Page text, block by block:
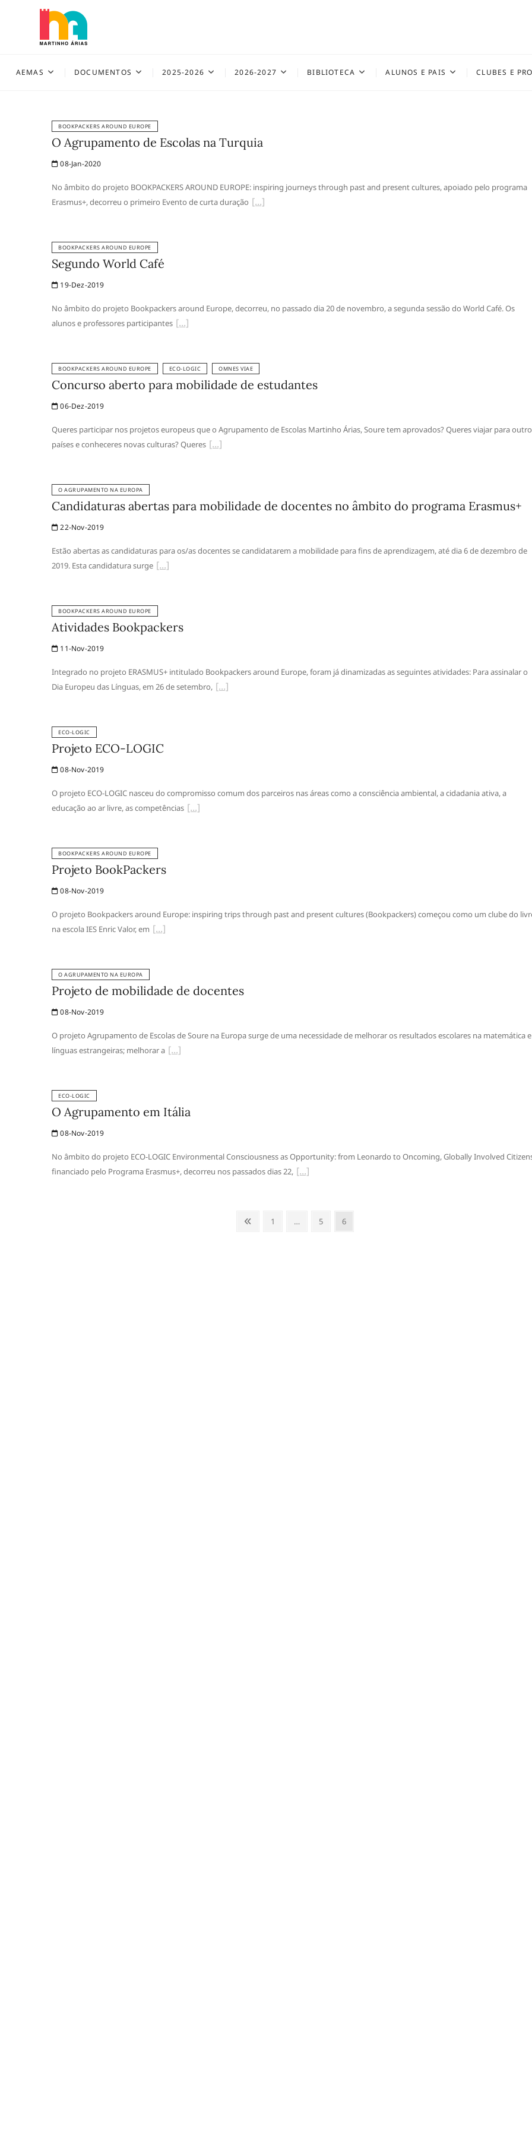
AEMAS DOCUMENTOS 2025-2026 2026-2027 BIBLIOTECA ALUNOS E PAIS CLUBES E
BOOKPACKERS AROUND EUROPE
O Agrupamento de Escolas na Turquia
08-Jan-2020
No âmbito do projeto BOOKPACKERS AROUND EUROPE: inspiring journeys through past and present cultures, apoiado pelo programa
Erasmus+, decorreu o primeiro Evento de curta duração
BOOKPACKERS AROUND EUROPE
Segundo World Café
19-Dez-2019
No âmbito do projeto Bookpackers around Europe, decorreu, no passado dia 20 de novembro, a segunda sessão do World Café. Os
alunos e professores participantes
BOOKPACKERS AROUND EUROPE ECO-LOGIC OMNES VIAE
Concurso aberto para mobilidade de estudantes
06-Dez-2019
Queres participar nos projetos europeus que o Agrupamento de Escolas Martinho Árias, Soure tem aprovados? Queres viajar para
países e conheceres novas culturas? Queres
O AGRUPAMENTO NA EUROPA
Candidaturas abertas para mobilidade de docentes no âmbito do programa Erasmus+
22-Nov-2019
Estão abertas as candidaturas para os/as docentes se candidatarem a mobilidade para fins de aprendizagem, até dia 6 de dezembro de
2019. Esta candidatura surge
BOOKPACKERS AROUND EUROPE
Atividades Bookpackers
11-Nov-2019
Integrado no projeto ERASMUS+ intitulado Bookpackers around Europe, foram já dinamizadas as seguintes atividades: Para assinalar o
Dia Europeu das Línguas, em 26 de setembro,
ECO-LOGIC
Projeto ECO-LOGIC
08-Nov-2019
O projeto ECO-LOGIC nasceu do compromisso comum dos parceiros nas áreas como a consciência ambiental, a cidadania ativa, a
educação ao ar livre, as competências
BOOKPACKERS AROUND EUROPE
Projeto BookPackers
08-Nov-2019
O projeto Bookpackers around Europe: inspiring trips through past and present cultures (Bookpackers) começou como um clube do
na escola IES Enric Valor, em
O AGRUPAMENTO NA EUROPA
Projeto de mobilidade de docentes
08-Nov-2019
O projeto Agrupamento de Escolas de Soure na Europa surge de uma necessidade de melhorar os resultados escolares na matemática e
línguas estrangeiras; melhorar a
ECO-LOGIC
O Agrupamento em Itália
08-Nov-2019
No âmbito do projeto ECO-LOGIC Environmental Consciousness as Opportunity: from Leonardo to Oncoming, Globally Involved
financiado pelo Programa Erasmus+, decorreu nos passados dias 22,
AnteriorPage
1 … Page
5 Page
6